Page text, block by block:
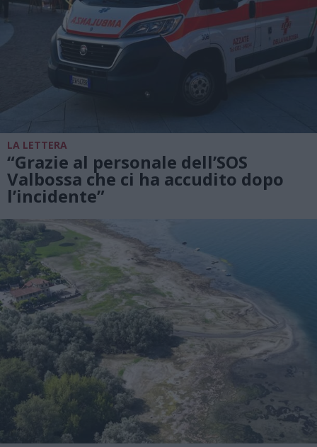
LA LETTERA
“Grazie al personale dell’SOS
Valbossa che ci ha accudito dopo
l’incidente”